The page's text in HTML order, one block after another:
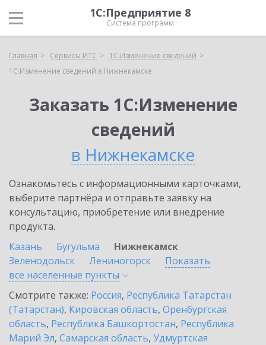
1С:Предприятие 8
Система программ
Главная Сервисы ИТС
1С:Изменение сведений
1С:Изменение сведений в Нижнекамске
Заказать 1С:Изменение
сведений
в Нижнекамске
Ознакомьтесь с информационными карточками,
выберите партнёра и отправьте заявку на
консультацию, приобретение или внедрение
продукта.
Казань
Бугульма
Нижнекамск
Зеленодольск
Лениногорск
Показать
все населенные пункты
Смотрите также: Россия, Республика Татарстан
(Татарстан), Кировская область, Оренбургская
область, Республика Башкортостан, Республика
Марий Эл, Самарская область, Удмуртская